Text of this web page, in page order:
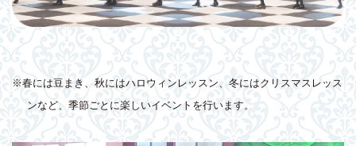
※春には豆まき、秋にはハロウィンレッスン、冬にはクリスマスレッス
ンなど、季節ごとに楽しいイベントを行います。